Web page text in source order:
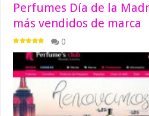
Perfumes Día de la
más vendidos de marca
0